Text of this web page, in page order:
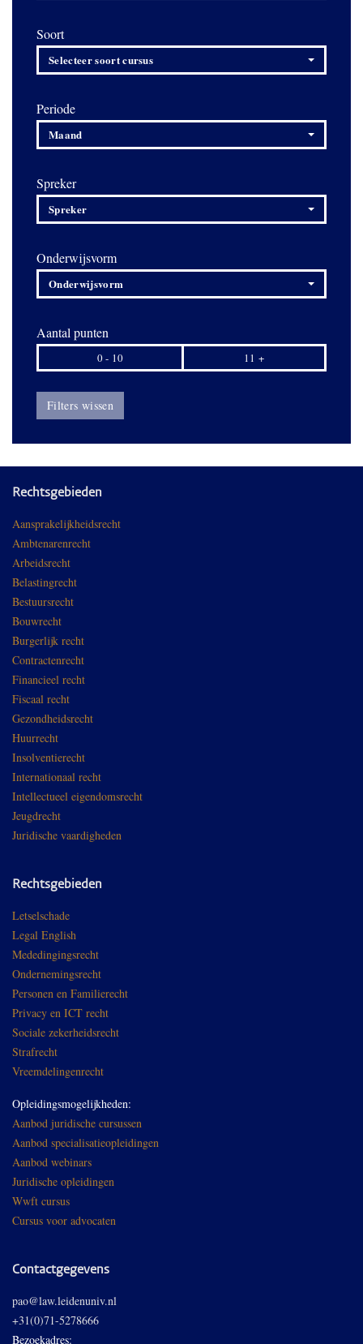
Soort
Selecteer soort cursus
Periode
Maand
Spreker
Spreker
Onderwijsvorm
Onderwijsvorm
Aantal punten
0 - 10 11 +
Filters wissen
Rechtsgebieden
Aansprakelijkheidsrecht
Ambtenarenrecht
Arbeidsrecht
Belastingrecht
Bestuursrecht
Bouwrecht
Burgerlijk recht
Contractenrecht
Financieel recht
Fiscaal recht
Gezondheidsrecht
Huurrecht
Insolventierecht
Internationaal recht
Intellectueel eigendomsrecht
Jeugdrecht
Juridische vaardigheden
Rechtsgebieden
Letselschade
Legal English
Mededingingsrecht
Ondernemingsrecht
Personen en Familierecht
Privacy en ICT recht
Sociale zekerheidsrecht
Strafrecht
Vreemdelingenrecht
Opleidingsmogelijkheden:
Aanbod juridische cursussen
Aanbod specialisatieopleidingen
Aanbod webinars
Juridische opleidingen
Wwft cursus
Cursus voor advocaten
Contactgegevens
pao@law.leidenuniv.nl
+31(0)71-5278666
Bezoekadres: